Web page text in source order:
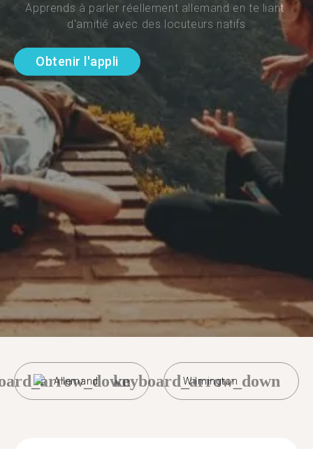
Apprends à parler réellement allemand en te liant
d'amitié avec des locuteurs natifs
Obtenir l'appli
Allemand Wilmington
keyboard_arrow_down